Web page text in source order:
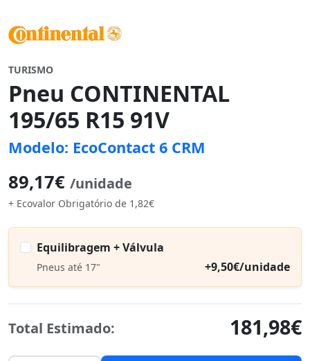
TURISMO
Pneu CONTINENTAL
195/65 R15 91V
Modelo: EcoContact 6 CRM
89,17€ /unidade
+ Ecovalor Obrigatório de 1,82€
Equilibragem + Válvula
Pneus até 17" +9,50€/unidade
Total Estimado: 181,98€